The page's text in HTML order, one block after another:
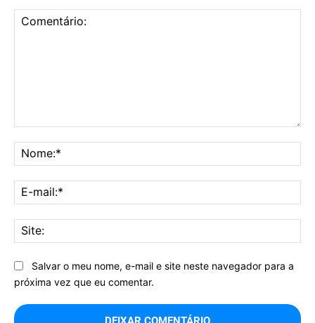
Salvar o meu nome, e-mail e site neste navegador para a
próxima vez que eu comentar.